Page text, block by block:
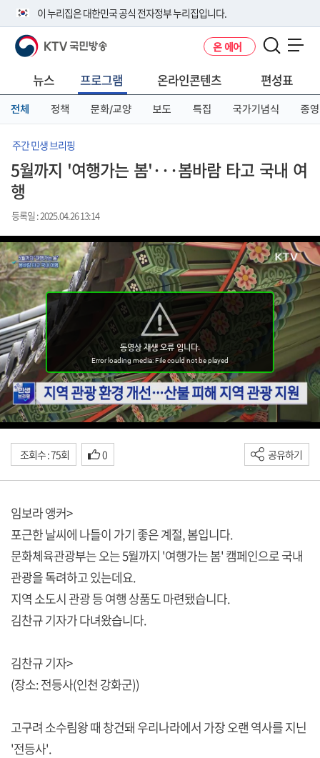
이 누리집은 대한민국 공식 전자정부 누리집입니다.
공식 누리집 주소 확인하기
니다.
이밖에 or.kr 또는 .kr등 다른 도메인 주소를 사용하고 있다면 아래 URL에
서 도메인 주소를 확인해 보세요
KTV 국민방송 온 에어
뉴스 프로그램 온라인콘텐츠 편성표
전체 정책 문화/교양 보도 특집 국가기념식 종영
주간 민생 브리핑
5월까지 '여행가는 봄'···봄바람 타고 국내 여
행
등록일 : 2025.04.26 13:14
조회수 : 75회 0 공유하기
임보라 앵커>
포근한 날씨에 나들이 가기 좋은 계절, 봄입니다.
문화체육관광부는 오는 5월까지 '여행가는 봄' 캠페인으로 국내
관광을 독려하고 있는데요.
지역 소도시 관광 등 여행 상품도 마련됐습니다.
김찬규 기자가 다녀왔습니다.
김찬규 기자>
(장소: 전등사(인천 강화군))
고구려 소수림왕 때 창건돼 우리나라에서 가장 오랜 역사를 지닌
'전등사'.